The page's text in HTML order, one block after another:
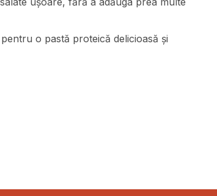
o pastă proteică delicioasă și